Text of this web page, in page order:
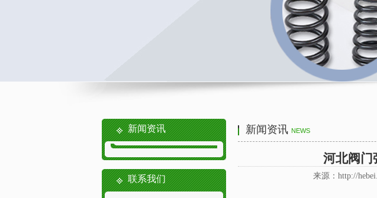
新闻资讯
联系我们
新闻资讯 NEWS
河北阀门
来源：http://